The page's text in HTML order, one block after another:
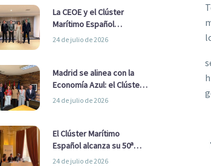
La CEOE y el Clúster
Marítimo Español
refuerzan su alianza para
24 de julio de 2026
Madrid se alinea con la
Economía Azul: el Clúster
Marítimo Español y la Real
Ayuntamiento
24 de julio de 2026
El Clúster Marítimo
Español alcanza su 50ª
Asamblea reafirmando su
24 de julio de 2026